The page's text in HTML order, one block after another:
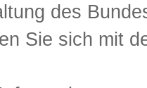
des
Sie sich mit